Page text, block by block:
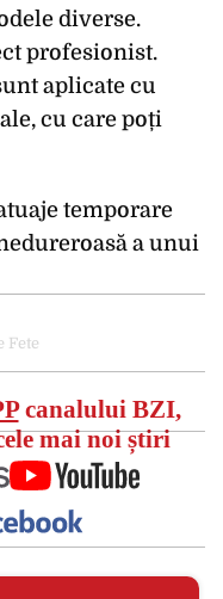
diverse.
profesionist.
aplicate cu
cu care poți
temporare
a unui
Fete
canalului BZI,
mai noi știri